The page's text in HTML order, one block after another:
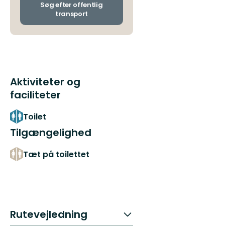
Søg efter offentlig
transport
Aktiviteter og
faciliteter
Toilet
Tilgængelighed
Tæt på toilettet
Rutevejledning